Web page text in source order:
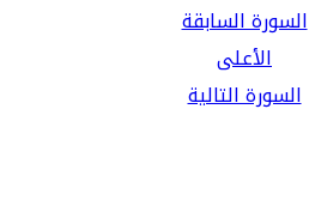
السورة السابقة
الأعلى
السورة التالية